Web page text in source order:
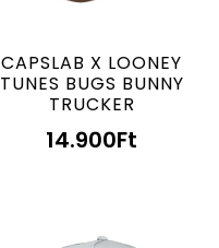
CAPSLAB X LOONEY
TUNES BUGS BUNNY
TRUCKER
14.900Ft